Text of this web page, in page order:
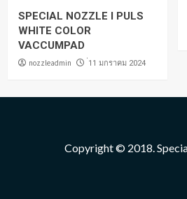
SPECIAL NOZZLE I PULS
WHITE COLOR
VACCUMPAD
nozzleadmin ่11 มกราคม 2024
Copyright © 2018.